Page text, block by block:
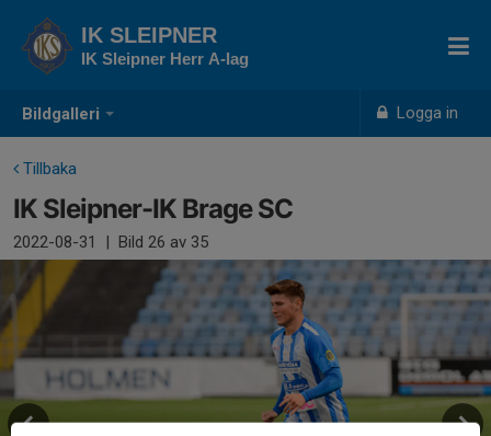
Bildgalleri Logga in
IK SLEIPNER
IK Sleipner Herr A-lag
Tillbaka
IK Sleipner-IK Brage SC
2022-08-31 | Bild 26 av 35